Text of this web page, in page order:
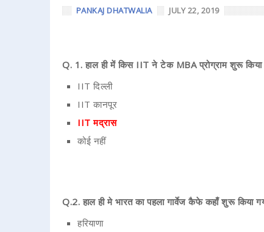
PANKAJ DHATWALIA JULY 22, 2019
Q. 1. हाल ही में किस IIT ने टेक MBA प्रोग्राम शुरू किया
IIT दिल्ली
IIT कानपूर
IIT मद्रास
कोई नहीं
Q.2. हाल ही मे भारत का पहला गार्वेज कैफे कहाँ शुरू किया
हरियाणा